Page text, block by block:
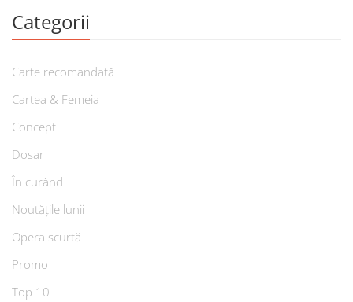
Categorii
Carte recomandată
Cartea & Femeia
Concept
Dosar
În curând
Noutățile lunii
Opera scurtă
Promo
Top 10